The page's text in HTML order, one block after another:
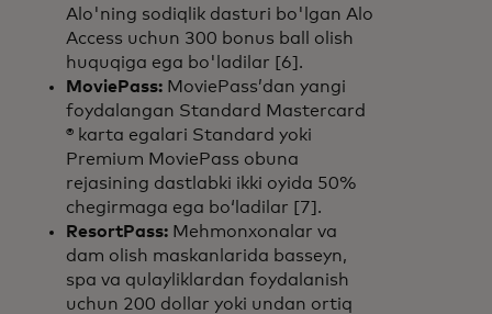
Alo'ning sodiqlik dasturi bo'lgan Alo
Access uchun 300 bonus ball olish
huquqiga ega bo'ladilar [6].
MoviePass: MoviePass’dan yangi
foydalangan Standard Mastercard
® karta egalari Standard yoki
Premium MoviePass obuna
rejasining dastlabki ikki oyida 50%
chegirmaga ega bo‘ladilar [7].
ResortPass: Mehmonxonalar va
dam olish maskanlarida basseyn,
spa va qulayliklardan foydalanish
uchun 200 dollar yoki undan ortiq